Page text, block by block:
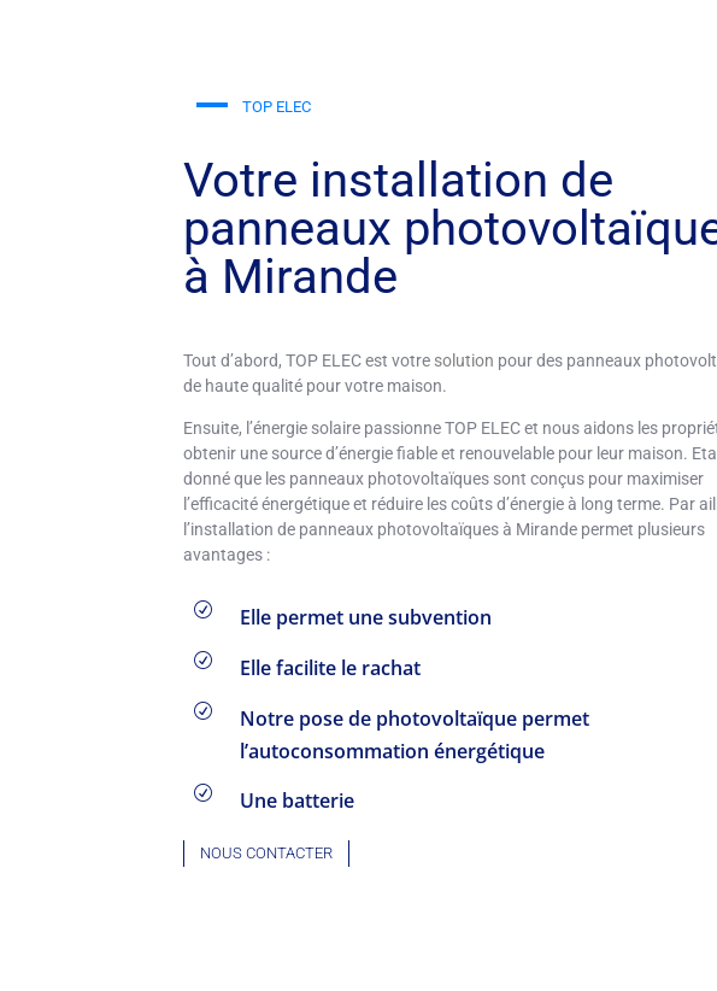
TOP ELEC
Votre installation de
panneaux
à Mirande
Tout d’abord, TOP ELEC est votre solution pour des panneaux
de haute qualité pour votre maison.
Ensuite, l’énergie solaire passionne TOP ELEC et nous aidons les
obtenir une source d’énergie fiable et renouvelable pour leur maison.
donné que les panneaux photovoltaïques sont conçus pour maximiser
l’efficacité énergétique et réduire les coûts d’énergie à long terme. Par
l’installation de panneaux photovoltaïques à Mirande permet plusieurs
avantages :
R Elle permet une subvention
R Elle facilite le rachat
R
Notre pose de photovoltaïque permet
l’autoconsommation énergétique
R Une batterie
NOUS CONTACTER